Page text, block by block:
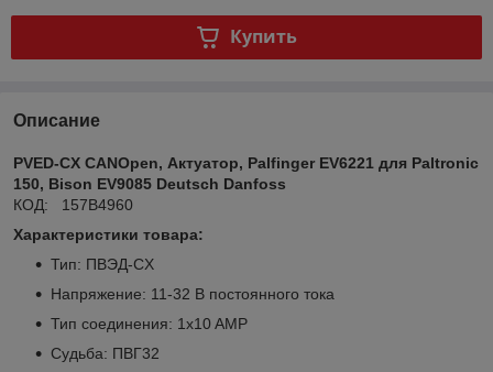
Купить
Описание
PVED-CX CANOpen, Актуатор, Palfinger EV6221 для Paltronic
150, Bison EV9085 Deutsch Danfoss
КОД: 157B4960
Характеристики товара:
Тип: ПВЭД-CX
Напряжение: 11-32 В постоянного тока
Тип соединения: 1x10 AMP
Судьба: ПВГ32